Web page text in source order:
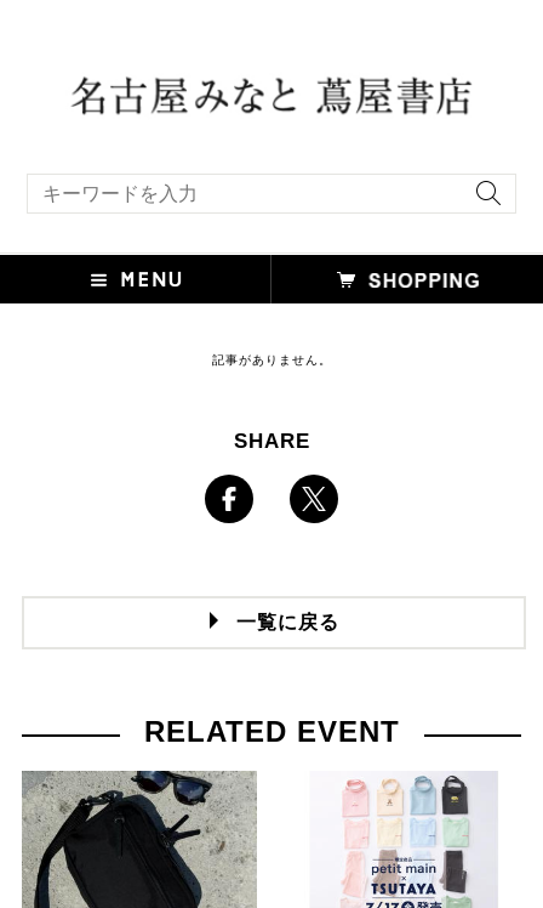
記事がありません。
SHARE
一覧に戻る
RELATED EVENT